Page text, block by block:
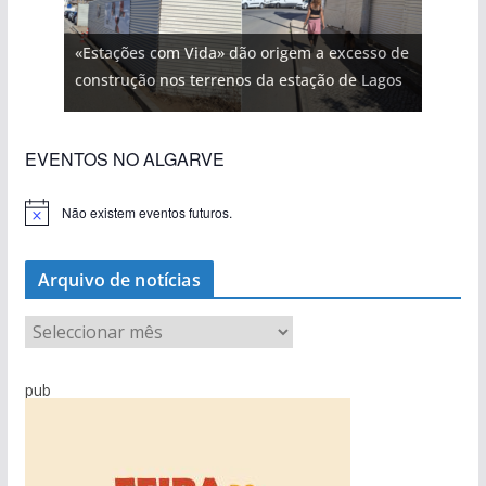
«Estações com Vida» dão origem a excesso de
construção nos terrenos da estação de Lagos
EVENTOS NO ALGARVE
Não existem eventos futuros.
Arquivo de notícias
r
pub